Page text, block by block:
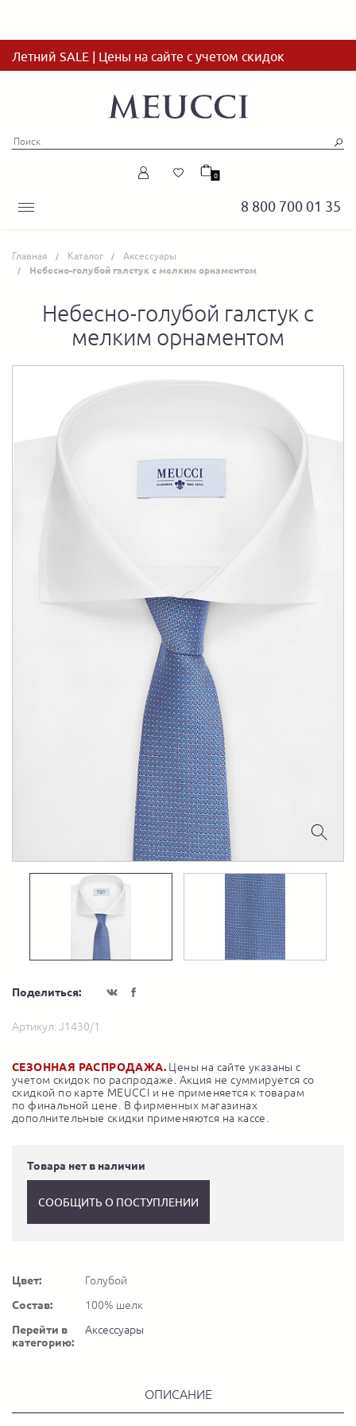
Летний SALE | Цены на сайте с учетом скидок
8 800 700 01 35
0
Главная Каталог Аксессуары
Небесно-голубой галстук с мелким орнаментом
Небесно-голубой галстук с
мелким орнаментом
Поделиться:
Артикул:J1430/1
СЕЗОННАЯ РАСПРОДАЖА. Цены на сайте указаны с
учетом скидок по распродаже. Акция не суммируется со
скидкой по карте MEUCCI и не применяется к товарам
по финальной цене. В фирменных магазинах
дополнительные скидки применяются на кассе.
Товара нет в наличии
СООБЩИТЬ О ПОСТУПЛЕНИИ
Цвет:
Голубой
Состав:
100% шелк
Перейти в
категорию:
Аксессуары
ОПИСАНИЕ